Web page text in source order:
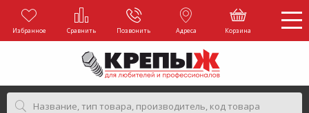
Избранное Сравнить Позвонить Адреса Корзина